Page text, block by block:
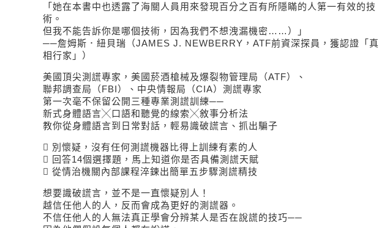
「她在本書中也透露了海關人員用來發現百分之百有所隱瞞的人第一有效的技
術。
但我不能告訴你是哪個技術，因為我們不想洩漏機密……）」
──詹姆斯．紐貝瑞（JAMES J. NEWBERRY，ATF前資深探員，獲認證「真
相行家」）
美國頂尖測謊專家，美國菸酒槍械及爆裂物管理局（ATF）、
聯邦調查局（FBI）、中央情報局（CIA）測謊專家
第一次毫不保留公開三種專業測謊訓練──
新式身體語言╳口語和聽覺的線索╳敘事分析法
教你從身體語言到日常對話，輕易識破謊言、抓出騙子
 別懷疑，沒有任何測謊機器比得上訓練有素的人
 回答14個選擇題，馬上知道你是否具備測謊天賦
 從情治機關內部課程淬鍊出簡單五步驟測謊精技
想要識破謊言，並不是一直懷疑別人！
越信任他人的人，反而會成為更好的測謊器。
不信任他人的人無法真正學會分辨某人是否在說謊的技巧──